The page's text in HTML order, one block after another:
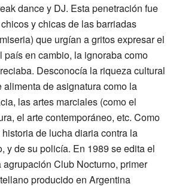
dance y DJ. Esta penetración fue
y chicas de las barriadas
que urgían a gritos expresar el
país en cambio, la ignoraba como
Desconocía la riqueza cultural
de asignatura como la
las artes marciales (como el
el arte contemporáneo, etc. Como
de lucha diaria contra la
y de su policía. En 1989 se edita el
Club Nocturno, primer
producido en Argentina